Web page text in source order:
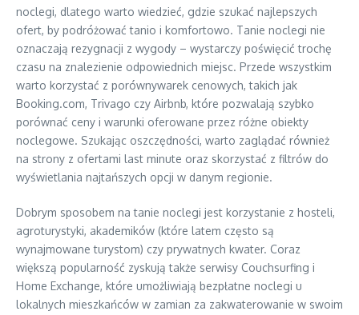
noclegi, dlatego warto wiedzieć, gdzie szukać najlepszych
ofert, by podróżować tanio i komfortowo. Tanie noclegi nie
oznaczają rezygnacji z wygody – wystarczy poświęcić trochę
czasu na znalezienie odpowiednich miejsc. Przede wszystkim
warto korzystać z porównywarek cenowych, takich jak
Booking.com, Trivago czy Airbnb, które pozwalają szybko
porównać ceny i warunki oferowane przez różne obiekty
noclegowe. Szukając oszczędności, warto zaglądać również
na strony z ofertami last minute oraz skorzystać z filtrów do
wyświetlania najtańszych opcji w danym regionie.
Dobrym sposobem na tanie noclegi jest korzystanie z hosteli,
agroturystyki, akademików (które latem często są
wynajmowane turystom) czy prywatnych kwater. Coraz
większą popularność zyskują także serwisy Couchsurfing i
Home Exchange, które umożliwiają bezpłatne noclegi u
lokalnych mieszkańców w zamian za zakwaterowanie w swoim